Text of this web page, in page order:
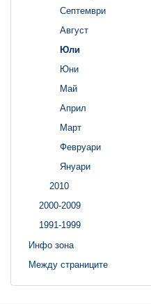
Септември
Август
Юли
Юни
Май
Април
Март
Февруари
Януари
2010
2000-2009
1991-1999
Инфо зона
Между страниците